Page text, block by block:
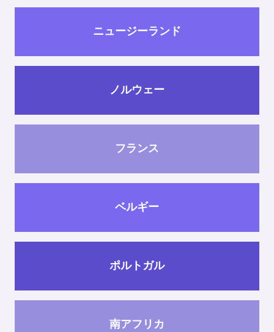
ニュージーランド
ノルウェー
フランス
ベルギー
ポルトガル
南アフリカ